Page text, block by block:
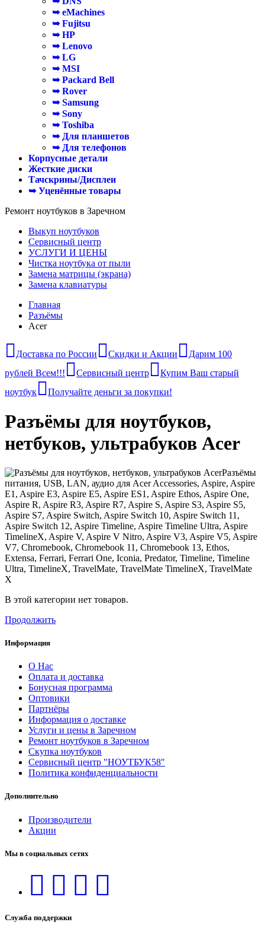
➥ eMachines
➥ Fujitsu
➥ HP
➥ Lenovo
➥ LG
➥ MSI
➥ Packard Bell
➥ Rover
➥ Samsung
➥ Sony
➥ Toshiba
➥ Для планшетов
➥ Для телефонов
Корпусные детали
Жесткие диски
Тачскрины/Дисплеи
➥ Уценённые товары
Ремонт ноутбуков в Заречном
Выкуп ноутбуков
Сервисный центр
УСЛУГИ И ЦЕНЫ
Чистка ноутбука от пыли
Замена матрицы (экрана)
Замена клавиатуры
Главная
Разъёмы
Acer
Доставка по России Скидки и Акции
Дарим 100
рублей Всем!!!
Сервисный центр
Купим Ваш старый
ноутбук
Получайте деньги за покупки!
Разъёмы для ноутбуков,
нетбуков, ультрабуков Acer
Разъёмы
питания, USB, LAN, аудио для Acer Accessories, Aspire, Aspire
E1, Aspire E3, Aspire E5, Aspire ES1, Aspire Ethos, Aspire One,
Aspire R, Aspire R3, Aspire R7, Aspire S, Aspire S3, Aspire S5,
Aspire S7, Aspire Switch, Aspire Switch 10, Aspire Switch 11,
Aspire Switch 12, Aspire Timeline, Aspire Timeline Ultra, Aspire
TimelineX, Aspire V, Aspire V Nitro, Aspire V3, Aspire V5, Aspire
V7, Chromebook, Chromebook 11, Chromebook 13, Ethos,
Extensa, Ferrari, Ferrari One, Iconia, Predator, Timeline, Timeline
Ultra, TimelineX, TravelMate, TravelMate TimelineX, TravelMate
X
В этой категории нет товаров.
Продолжить
Информация
О Нас
Оплата и доставка
Бонусная программа
Оптовики
Партнёры
Информация о доставке
Услуги и цены в Заречном
Ремонт ноутбуков в Заречном
Скупка ноутбуков
Сервисный центр "НОУТБУК58"
Политика конфиденциальности
Дополнительно
Производители
Акции
Мы в социальных сетях
Служба поддержки